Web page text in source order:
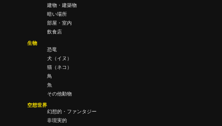
建物・建築物
暗い場所
部屋・室内
飲食店
生物
恐竜
犬（イヌ）
猫（ネコ）
鳥
魚
その他動物
空想世界
幻想的・ファンタジー
非現実的